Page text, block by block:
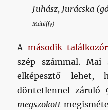
Juhász, Jurácska
Mátéffy)
A második találkozór
szép számmal. Mai
elképesztő
döntetlennel
megszokott